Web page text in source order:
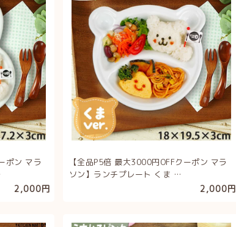
ポン マラ
2,000円
【全品P5倍 最大3000円OFFクーポン マラ
ソン】ランチプレート くま …
2,000円